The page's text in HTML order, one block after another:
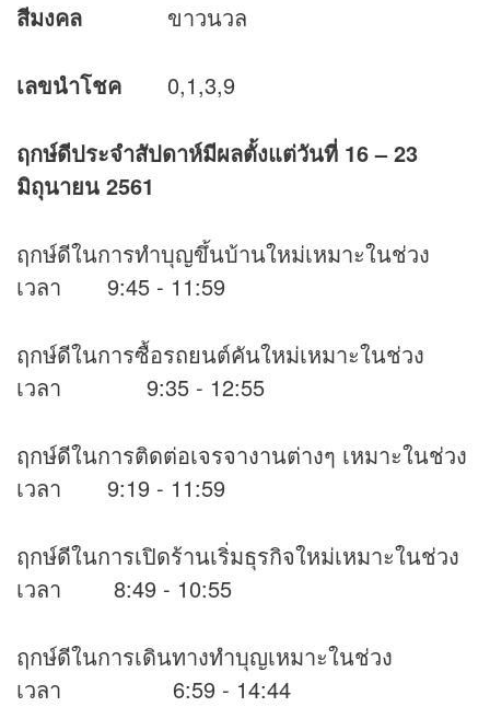
สีมงคล ขาวนวล
เลขนำโชค 0,1,3,9
ฤกษ์ดีประจำสัปดาห์มีผลตั้งแต่วันที่ 16– 23
มิถุนายน 2561
ฤกษ์ดีในการทำบุญขึ้นบ้านใหม่เหมาะในช่วง
เวลา 9:45 - 11:59
ฤกษ์ดีในการซื้อรถยนต์คันใหม่เหมาะในช่วง
เวลา 9:35 - 12:55
ฤกษ์ดีในการติดต่อเจรจางานต่างๆ เหมาะในช่วง
เวลา 9:19 - 11:59
ฤกษ์ดีในการเปิดร้านเริ่มธุรกิจใหม่เหมาะในช่วง
เวลา 8:49 - 10:55
ฤกษ์ดีในการเดินทางทำบุญเหมาะในช่วง
เวลา 6:59 - 14:44